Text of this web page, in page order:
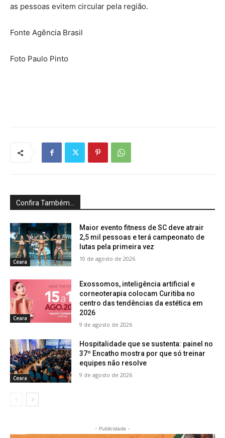
as pessoas evitem circular pela região.
Fonte Agência Brasil
Foto Paulo Pinto
Confira Também...
Ceara
Maior evento fitness de SC deve atrair
2,5 mil pessoas e terá campeonato de
lutas pela primeira vez
10 de agosto de 2026
Ceara
Exossomos, inteligência artificial e
corneoterapia colocam Curitiba no
centro das tendências da estética em
2026
9 de agosto de 2026
Ceara
Hospitalidade que se sustenta: painel no
37º Encatho mostra por que só treinar
equipes não resolve
9 de agosto de 2026
- Publicidade -